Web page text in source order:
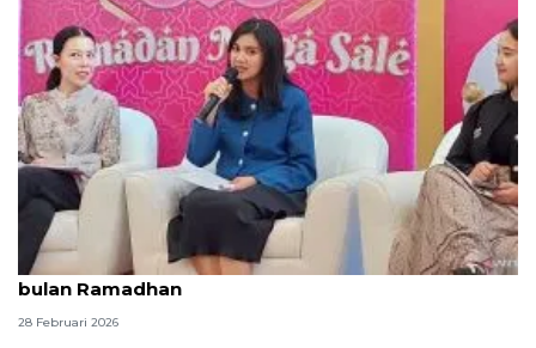
Wardah tingkatkan penjualan produk skincare di
bulan Ramadhan
28 Februari 2026